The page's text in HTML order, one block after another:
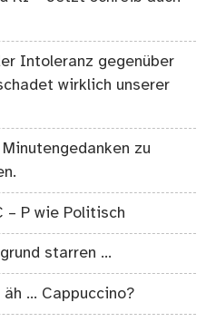
Intoleranz gegenüber
wirklich unserer
zu
– P wie Politisch
starren …
… Cappuccino?